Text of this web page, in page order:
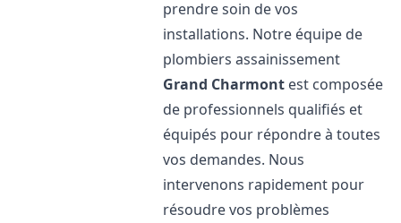
prendre soin de vos
installations. Notre équipe de
plombiers assainissement
Grand Charmont est composée
de professionnels qualifiés et
équipés pour répondre à toutes
vos demandes. Nous
intervenons rapidement pour
résoudre vos problèmes